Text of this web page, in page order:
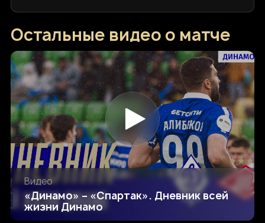
Остальные видео о матче
Видео
«Динамо» – «Спартак». Дневник всей
жизни Динамо